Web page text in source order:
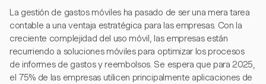
La gestión de gastos móviles ha pasado de ser una mera tarea
contable a una ventaja estratégica para las empresas. Con la
creciente complejidad del uso móvil, las empresas están
recurriendo a soluciones móviles para optimizar los procesos
de informes de gastos y reembolsos. Se espera que para 2025,
el 75% de las empresas utilicen principalmente aplicaciones de